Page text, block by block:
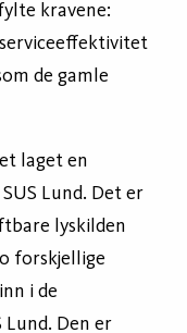
kravene:
de gamle
laget en
Lund. Det er
lyskilden
forskjellige
i de
Lund. Den er